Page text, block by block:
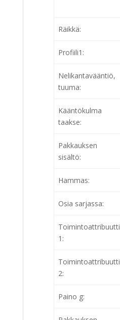
Räikkä:
Profiili1:
Nelikantavääntiö,
tuuma:
Kääntökulma
taakse:
Pakkauksen
sisältö:
Hammas:
Osia sarjassa:
Toimintoattribuutti
1:
Toimintoattribuutti
2:
Paino g: